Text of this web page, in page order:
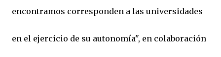
encontramos corresponden a las universidades
en el ejercicio de su autonomía", en colaboración